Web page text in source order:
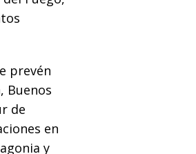
prevén
Buenos
de
en
y